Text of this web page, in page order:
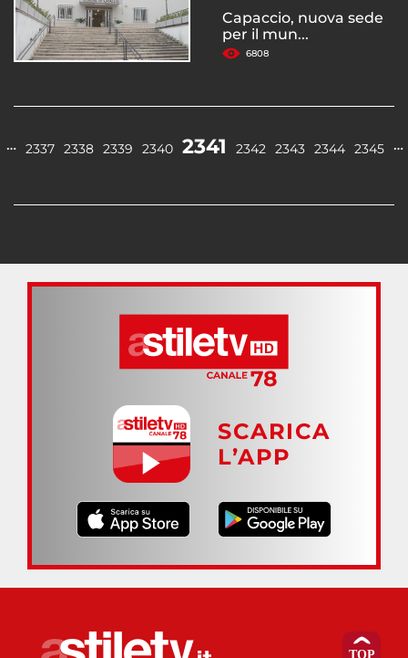
Capaccio, nuova sede
per il mun...
6808
… 2337 2338 2339 2340 2341 2342 2343 2344 2345 …
SCARICA
L’APP